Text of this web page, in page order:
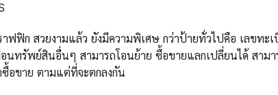
ฟฟิก สวยงามแล้ว ยังมีความพิเศษ กว่าป้ายทั่วไปคือ เลขทะ
ทรัพย์สินอื่นๆ สามารถโอนย้าย ซื้อขายแลกเปลี่ยนได้ สามา
ซื้อขาย ตามแต่ที่จะตกลงกัน